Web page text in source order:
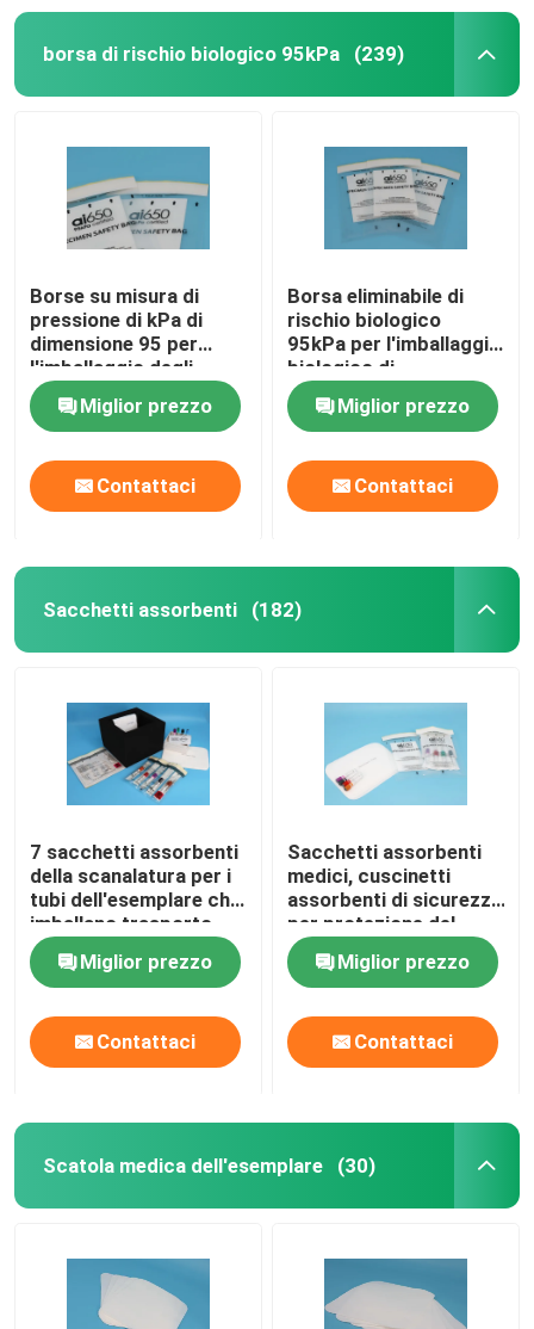
borsa di rischio biologico 95kPa (239)
Borse su misura di
pressione di kPa di
dimensione 95 per
l'imballaggio degli
esemplari del
trasporto aereo
Miglior prezzo
Contattaci
Borsa eliminabile di
rischio biologico
95kPa per l'imballaggio
biologico di
rischio/esemplare
contagiosoMiglior prezzo
Contattaci
Sacchetti assorbenti (182)
7 sacchetti assorbenti
della scanalatura per i
tubi dell'esemplare che
imballano trasporto
aereo sicuro
Miglior prezzo
Contattaci
Sacchetti assorbenti
medici, cuscinetti
assorbenti di sicurezza
per protezione del
trasporto
Miglior prezzo
Contattaci
Scatola medica dell'esemplare (30)